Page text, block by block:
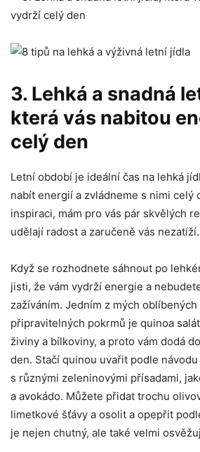
3. ⁢Lehká a snadná
která⁣ vás nabitou
celý⁣ den
Letní období ‌je ideální čas na lehká
nabít energií ⁤a⁤ zvládneme s nimi celý
inspiraci, mám pro​ vás pár skvělých
udělají⁤ radost a zaručeně vás ‍nezatíží.
Když se rozhodnete sáhnout po
jisti, že vám vydrží energie a
zažíváním. ⁣Jedním z mých oblíbených
připravitelných pokrmů je quinoa
živiny a bílkoviny, a proto vám dodá
den. Stačí quinou ‌uvařit podle
s různými zeleninovými přísadami,
a avokádo. Můžete přidat trochu
limetkové šťávy a osolit ⁤a opepřit
je nejen chutný, ale také ‌velmi